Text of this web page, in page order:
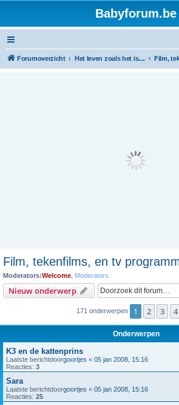
Babyforum.be
Forumoverzicht Het leven zoals het is....
Film, tekenfilms, en tv
Moderators:Welcome Moderators
Nieuw onderwerp
171 onderwerpen 1 2 3 4
Onderwerpen
K3 en de kattenprins
Laatste berichtdoorgoortjes « 05 jan 2008, 15:16
Reacties: 3
Sara
Laatste berichtdoorgoortjes « 05 jan 2008, 15:16
Reacties: 25